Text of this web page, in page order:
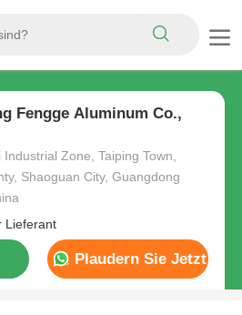
Fengge Aluminum Co.,
Industrial Zone, Taiping Town,
Shaoguan City, Guangdong
Lieferant
Plaudern Sie Jetzt